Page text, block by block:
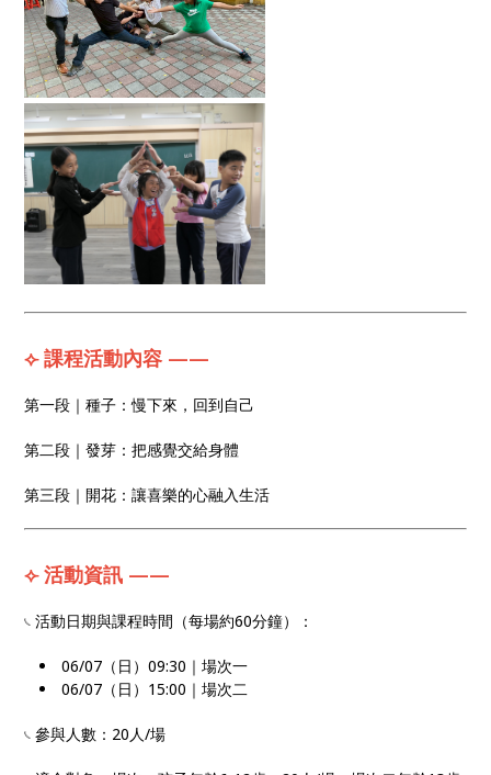
⟣ 課程活動內容 ——
第⼀段｜種⼦：慢下來，回到⾃⼰
第⼆段｜發芽：把感覺交給身體
第三段｜開花：讓喜樂的⼼融入⽣活
⟣ 活動資訊 ——
𓏹 活動日期與課程時間（每場約60分鐘）：
06/07（日）09:30｜場次一
06/07（日）15:00｜場次二
𓏹 參與人數：20人/場